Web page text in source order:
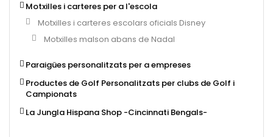
Motxilles i carteres per a l'escola
Motxilles i carteres escolars oficials Disney
Motxilles malson abans de Nadal
Paraigües personalitzats per a empreses
Productes de Golf Personalitzats per clubs de Golf i
Campionats
La Jungla Hispana Shop -Cincinnati Bengals-